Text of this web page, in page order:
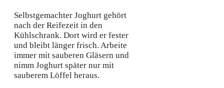
Selbstgemachter Joghurt gehört
nach der Reifezeit in den
Kühlschrank. Dort wird er fester
und bleibt länger frisch. Arbeite
immer mit sauberen Gläsern und
nimm Joghurt später nur mit
sauberem Löffel heraus.